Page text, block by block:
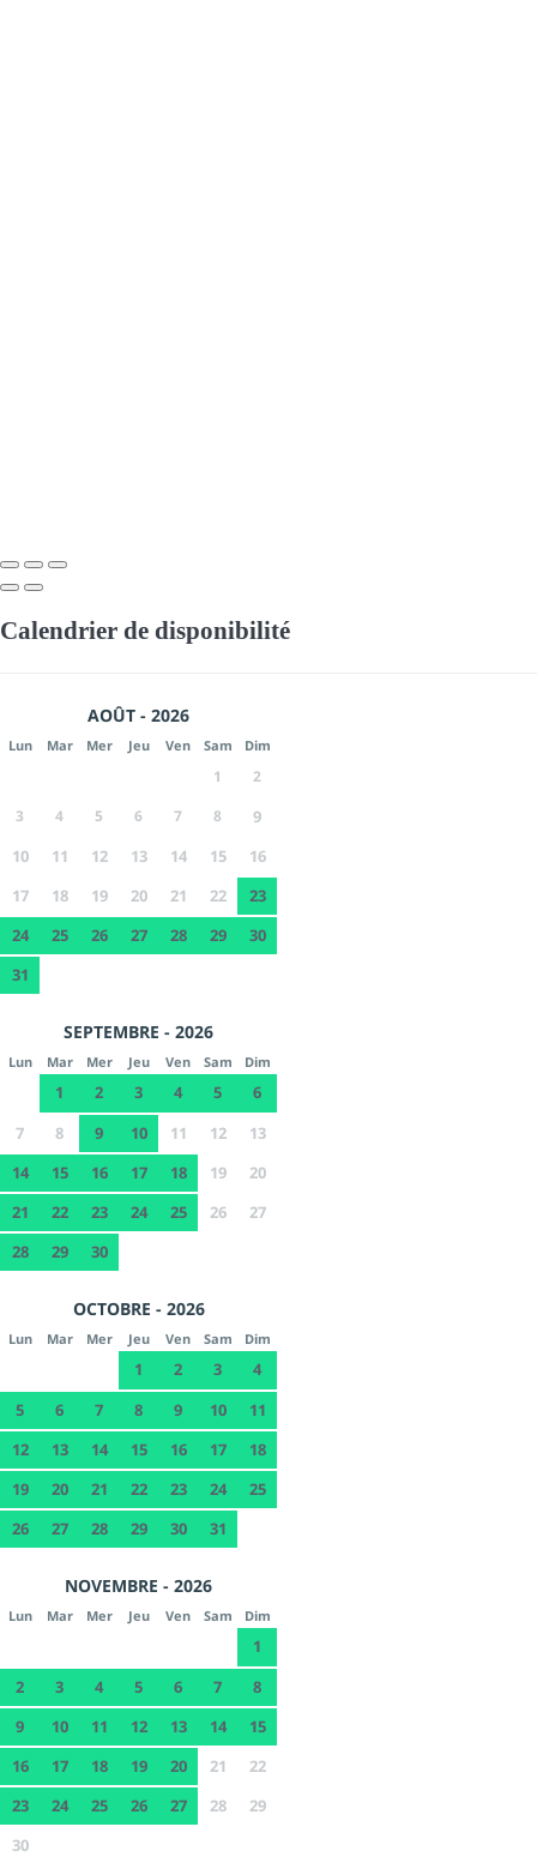
Calendrier de disponibilité
AOÛT - 2026
Lun Mar Mer Jeu Ven Sam Dim
1
2
3
4 5 6 7 8
9
10
11 12 13 14 15
16
17
18 19 20 21 22
23
24
25 26 27 28 29
30
31
SEPTEMBRE - 2026
Lun Mar Mer Jeu Ven Sam Dim
1 2 3 4 5
6
7
8 9 10 11 12
13
14
15 16 17 18 19
20
21
22 23 24 25 26
27
28
29 30
OCTOBRE - 2026
Lun Mar Mer Jeu Ven Sam Dim
1 2 3
4
5
6 7 8 9 10
11
12
13 14 15 16 17
18
19
20 21 22 23 24
25
26
27 28 29 30 31
NOVEMBRE - 2026
Lun Mar Mer Jeu Ven Sam Dim
1
2
3 4 5 6 7
8
9
10 11 12 13 14
15
16
17 18 19 20 21
22
23
24 25 26 27 28
29
30